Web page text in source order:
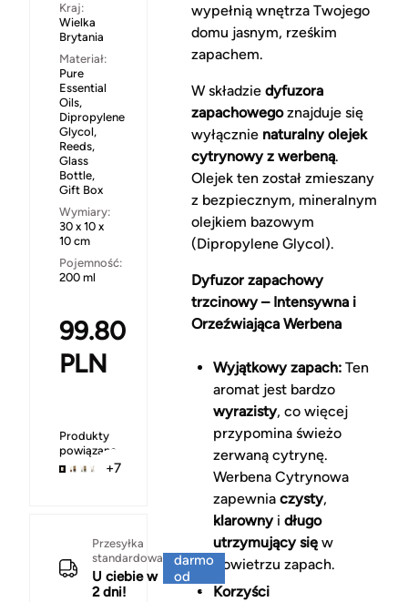
Kraj:
Wielka
Brytania
Materiał:
Pure
Essential
Oils,
Dipropylene
Glycol,
Reeds,
Glass
Bottle,
Gift Box
Wymiary:
30 x 10 x
10 cm
Pojemność:
200 ml
99.80
PLN
Produkty
powiązane
+7
Przesyłka
standardowa
U ciebie w
2 dni!
darmo
od
150 zł
wypełnią wnętrza Twojego
domu jasnym, rześkim
zapachem.
W składzie dyfuzora
zapachowegoznajduje się
wyłącznie naturalny olejek
cytrynowy z werbeną.
Olejek ten został zmieszany
z bezpiecznym, mineralnym
olejkiem bazowym
(Dipropylene Glycol).
Dyfuzor zapachowy
trzcinowy – Intensywna i
Orzeźwiająca Werbena
Wyjątkowy zapach:Ten
aromat jest bardzo
wyrazisty, co więcej
przypomina świeżo
zerwaną cytrynę.
Werbena Cytrynowa
zapewnia czysty,
klarowny i długo
utrzymujący się w
powietrzu zapach.
Korzyści